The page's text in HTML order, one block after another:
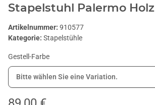
Stapelstuhl Palermo Holz
Artikelnummer: 910577
Kategorie: Stapelstühle
Gestell-Farbe
Bitte wählen Sie eine Variation.